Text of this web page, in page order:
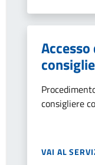
consigliere
VAI AL